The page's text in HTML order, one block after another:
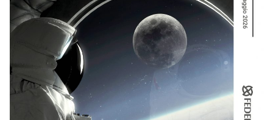
MAGGIO – 2026